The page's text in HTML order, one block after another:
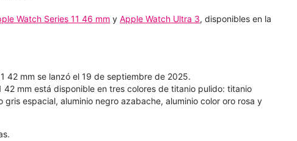
Watch Series 11 46 mm y Apple Watch Ultra 3, disponibles en la
42 mm se lanzó el 19 de septiembre de 2025.
42 mm está disponible en tres colores de titanio pulido: titanio
espacial, aluminio negro azabache, aluminio color oro rosa y